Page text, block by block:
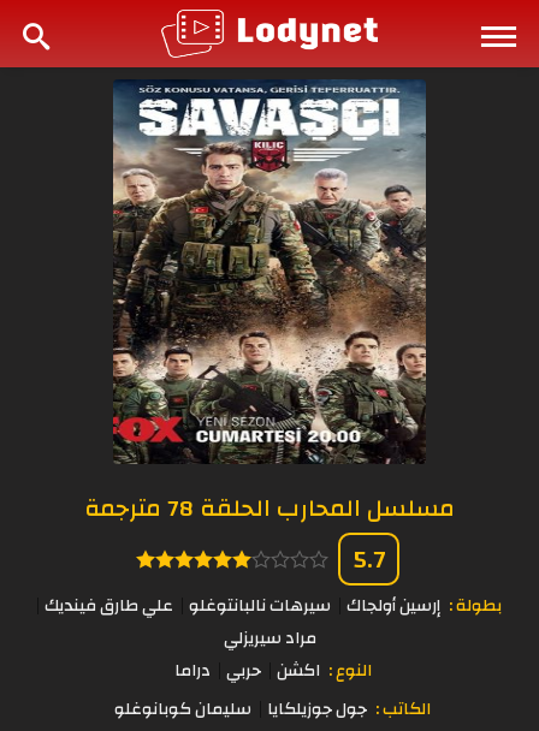
مسلسل المحارب الحلقة 78 مترجمة
5.7
بطولة : إرسين أولجاك سيرهات نالبانتوغلو علي طارق فينديك
مراد سيريزلي
النوع : اكشن حربي دراما
الكاتب : جول جوزيلكايا سليمان كوبانوغلو